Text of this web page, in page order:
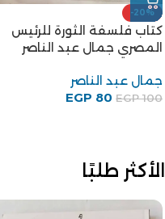
-20%
كتاب فلسفة الثورة للرئيس
المصري جمال عبد الناصر
جمال عبد الناصر
EGP100
EGP 80
الأكثر طلبًا